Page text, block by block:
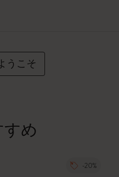
うこそ
め
-20%